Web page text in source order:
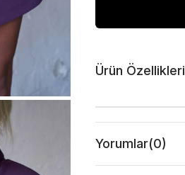
Ürün Özellikleri
Yorumlar(0)